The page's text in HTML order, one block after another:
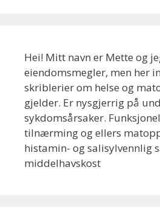
Hei! Mitt navn er Mette og
eiendomsmegler, men her
skriblerier om helse og
gjelder. Er nysgjerrig på
sykdomsårsaker.
tilnærming og ellers
histamin- og salisylvennlig
middelhavskost